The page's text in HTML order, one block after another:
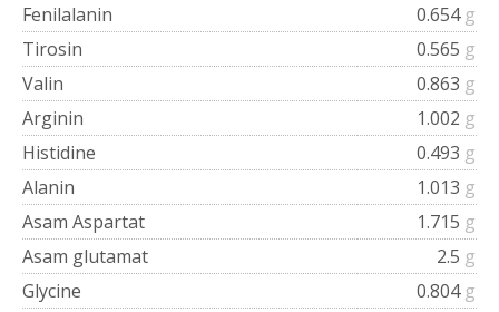
Fenilalanin
0.654 g
Tirosin
0.565 g
Valin
0.863 g
Arginin
1.002 g
Histidine
0.493 g
Alanin
1.013 g
Asam Aspartat
1.715 g
Asam glutamat
2.5 g
Glycine
0.804 g